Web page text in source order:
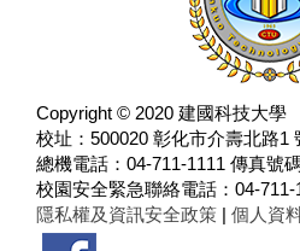
Copyright © 2020 建國科技大學
校址：500020 彰化市介壽北路1
總機電話：04-711-1111 傳真號
校園安全緊急聯絡電話：04-711-
隱私權及資訊安全政策 | 個人資